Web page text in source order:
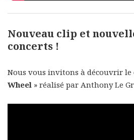
Nouveau clip et
concerts !
Nous vous invitons à découvrir le
Wheel » réalisé par Anthony Le